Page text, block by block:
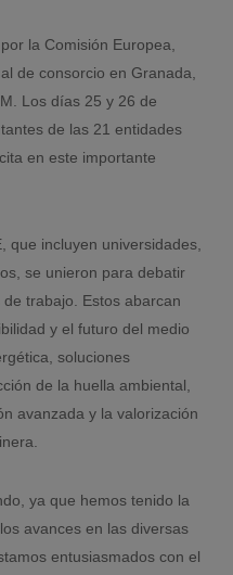
la Comisión Europea,
de consorcio en Granada,
Los días 25 y 26 de
de las 21 entidades
en este importante
que incluyen universidades,
se unieron para debatir
trabajo. Estos abarcan
y el futuro del medio
soluciones
de la huella ambiental,
avanzada y la valorización
ya que hemos tenido la
avances en las diversas
entusiasmados con el